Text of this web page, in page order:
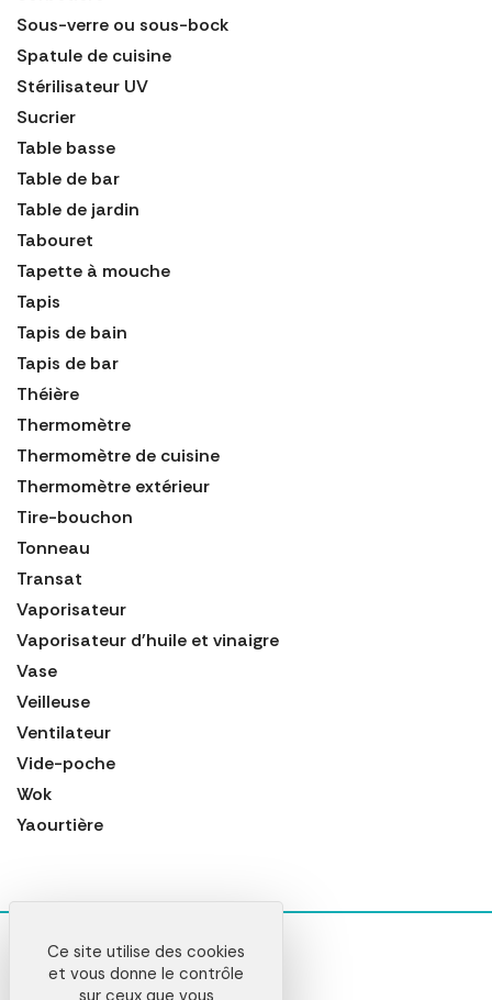
Sous-verre ou sous-bock
Spatule de cuisine
Stérilisateur UV
Sucrier
Table basse
Table de bar
Table de jardin
Tabouret
Tapette à mouche
Tapis
Tapis de bain
Tapis de bar
Théière
Thermomètre
Thermomètre de cuisine
Thermomètre extérieur
Tire-bouchon
Tonneau
Transat
Vaporisateur
Vaporisateur d'huile et vinaigre
Vase
Veilleuse
Ventilateur
Vide-poche
Wok
Yaourtière
Ce site utilise des cookies
et vous donne le contrôle
sur ceux que vous